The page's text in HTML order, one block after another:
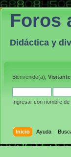
Foros
Didáctica y
Bienvenido(a), Visitante
Ingresar con nombre
Inicio Ayuda